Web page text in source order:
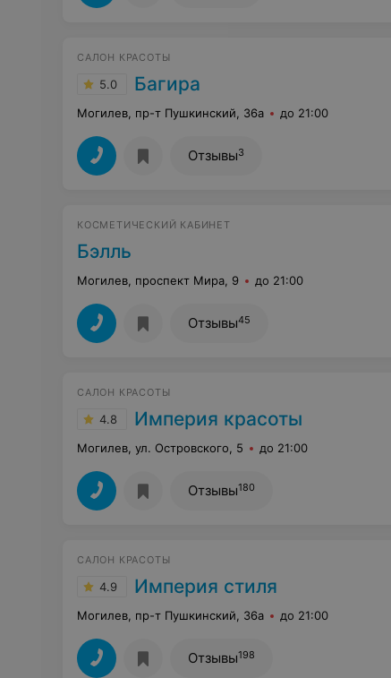
САЛОН КРАСОТЫ
5.0 Багира
Могилев, пр-т Пушкинский, 36а до 21:00
Отзывы3
КОСМЕТИЧЕСКИЙ КАБИНЕТ
Бэлль
Могилев, проспект Мира, 9 до 21:00
Отзывы45
САЛОН КРАСОТЫ
4.8 Империя красоты
Могилев, ул. Островского, 5 до 21:00
Отзывы180
САЛОН КРАСОТЫ
4.9 Империя стиля
Могилев, пр-т Пушкинский, 36а до 21:00
Отзывы198